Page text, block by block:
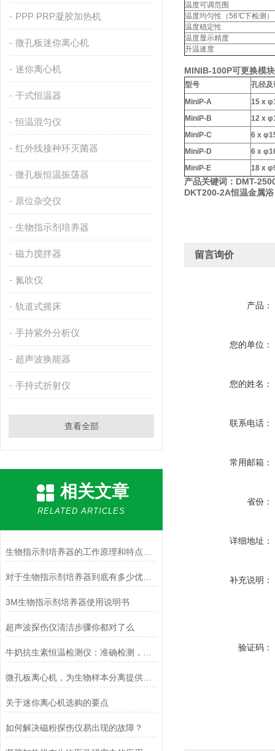
PPP PRP凝胶加热机
微孔板迷你离心机
迷你离心机
干式恒温器
恒温混匀仪
红外线接种环灭菌器
微孔板恒温振荡器
原位杂交仪
生物指示剂培养器
磁力搅拌器
氮吹仪
轨道式摇床
手持紫外分析仪
超声波换能器
手持式折射仪
查看全部
相关文章
RELATED ARTICLES
对于生物指示剂培养器到底有多少优点,你可能还不甚了解
3M生物指示剂培养器使用说明书
超声波探伤仪清洁步骤你都对了么
微孔板离心机，为生物样本分离提供可靠保障
关于迷你离心机选购的要点
如何解决磁粉探伤仪易出现的故障？
温度可调范围
温度均匀性（56℃下检测）
温度稳定性
温度显示精度
升温速度
MINIB-100P可更换模块
型号
孔径及
MiniP-A
15 x
MiniP-B
12 x
MiniP-C
6 x
MiniP-D
6 x
MiniP-E
18 x
产品关键词：DMT-
DKT200-2A恒温金属
留言询价
产品：
您的单位：
您的姓名：
联系电话：
常用邮箱：
省份：
详细地址：
补充说明：
验证码：